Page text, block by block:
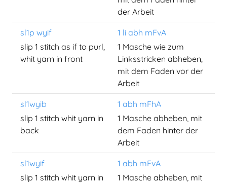
der Arbeit
sl1p wyif
1 li abh mFvA
slip 1 stitch as if to purl,
whit yarn in front
1 Masche wie zum
Linksstricken abheben,
mit dem Faden vor der
Arbeit
sl1wyib
1 abh mFhA
slip 1 stitch whit yarn in
back
1 Masche abheben, mit
dem Faden hinter der
Arbeit
sl1wyif
1 abh mFvA
slip 1 stitch whit yarn in
1 Masche abheben, mit